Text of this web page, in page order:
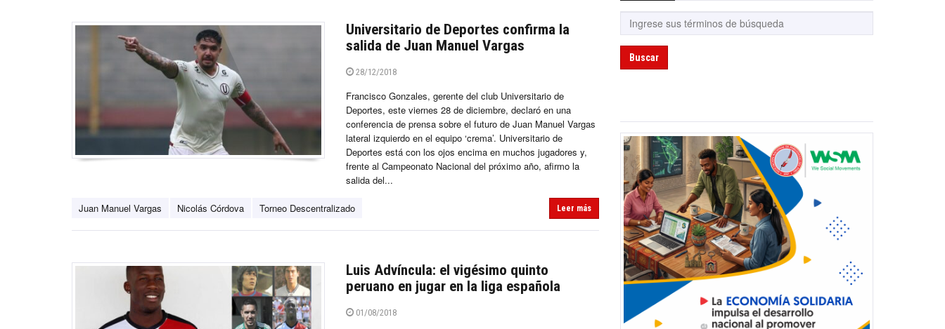
Universitario de Deportes confirma la
salida de Juan Manuel Vargas
28/12/2018
Francisco Gonzales, gerente del club Universitario de
Deportes, este viernes 28 de diciembre, declaró en una
conferencia de prensa sobre el futuro de Juan Manuel Vargas
lateral izquierdo en el equipo ‘crema’. Universitario de
Deportes está con los ojos encima en muchos jugadores y,
frente al Campeonato Nacional del próximo año, afirmo la
salida del...
Juan Manuel Vargas Nicolás Córdova Torneo Descentralizado Leer más
Luis Advíncula: el vigésimo quinto
peruano en jugar en la liga española
01/08/2018
Buscar